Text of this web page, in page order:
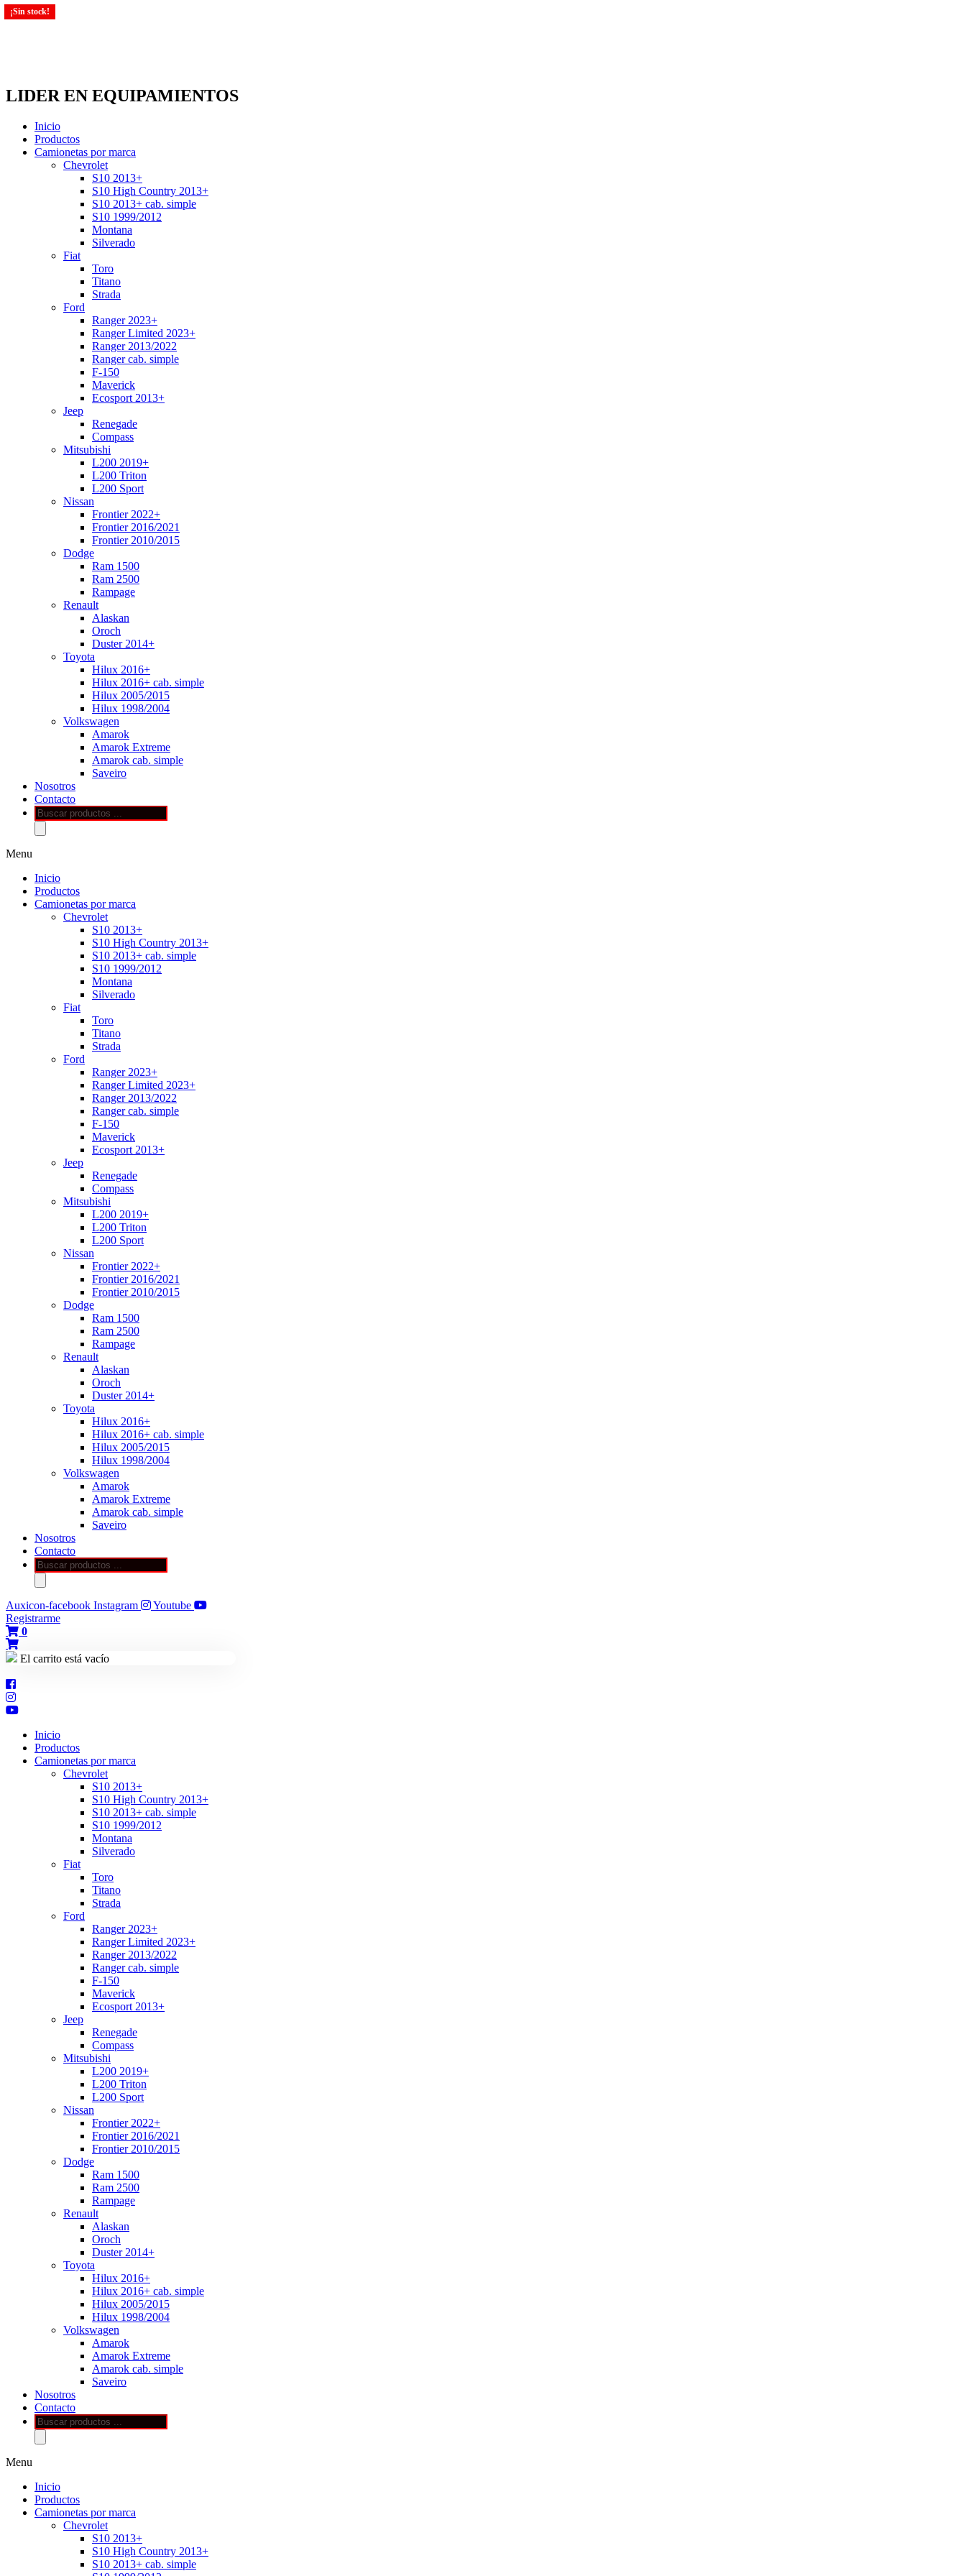
LIDER EN EQUIPAMIENTOS
Inicio
Productos
Camionetas por marca
Chevrolet
S10 2013+
S10 High Country 2013+
S10 2013+ cab. simple
S10 1999/2012
Montana
Silverado
Fiat
Toro
Titano
Strada
Ford
Ranger 2023+
Ranger Limited 2023+
Ranger 2013/2022
Ranger cab. simple
F-150
Maverick
Ecosport 2013+
Jeep
Renegade
Compass
Mitsubishi
L200 2019+
L200 Triton
L200 Sport
Nissan
Frontier 2022+
Frontier 2016/2021
Frontier 2010/2015
Dodge
Ram 1500
Ram 2500
Rampage
Renault
Alaskan
Oroch
Duster 2014+
Toyota
Hilux 2016+
Hilux 2016+ cab. simple
Hilux 2005/2015
Hilux 1998/2004
Volkswagen
Amarok
Amarok Extreme
Amarok cab. simple
Saveiro
Nosotros
Contacto
Búsqueda
de
productos
Menu
Inicio
Productos
Camionetas por marca
Chevrolet
S10 2013+
S10 High Country 2013+
S10 2013+ cab. simple
S10 1999/2012
Montana
Silverado
Fiat
Toro
Titano
Strada
Ford
Ranger 2023+
Ranger Limited 2023+
Ranger 2013/2022
Ranger cab. simple
F-150
Maverick
Ecosport 2013+
Jeep
Renegade
Compass
Mitsubishi
L200 2019+
L200 Triton
L200 Sport
Nissan
Frontier 2022+
Frontier 2016/2021
Frontier 2010/2015
Dodge
Ram 1500
Ram 2500
Rampage
Renault
Alaskan
Oroch
Duster 2014+
Toyota
Hilux 2016+
Hilux 2016+ cab. simple
Hilux 2005/2015
Hilux 1998/2004
Volkswagen
Amarok
Amarok Extreme
Amarok cab. simple
Saveiro
Nosotros
Contacto
Búsqueda
de
productos
Auxicon-facebook Instagram
Youtube
Registrarme
0
El carrito está vacío
Inicio
Productos
Camionetas por marca
Chevrolet
S10 2013+
S10 High Country 2013+
S10 2013+ cab. simple
S10 1999/2012
Montana
Silverado
Fiat
Toro
Titano
Strada
Ford
Ranger 2023+
Ranger Limited 2023+
Ranger 2013/2022
Ranger cab. simple
F-150
Maverick
Ecosport 2013+
Jeep
Renegade
Compass
Mitsubishi
L200 2019+
L200 Triton
L200 Sport
Nissan
Frontier 2022+
Frontier 2016/2021
Frontier 2010/2015
Dodge
Ram 1500
Ram 2500
Rampage
Renault
Alaskan
Oroch
Duster 2014+
Toyota
Hilux 2016+
Hilux 2016+ cab. simple
Hilux 2005/2015
Hilux 1998/2004
Volkswagen
Amarok
Amarok Extreme
Amarok cab. simple
Saveiro
Nosotros
Contacto
Búsqueda
de
productos
Menu
Inicio
Productos
Camionetas por marca
Chevrolet
S10 2013+
S10 High Country 2013+
S10 2013+ cab. simple
¡Sin stock!